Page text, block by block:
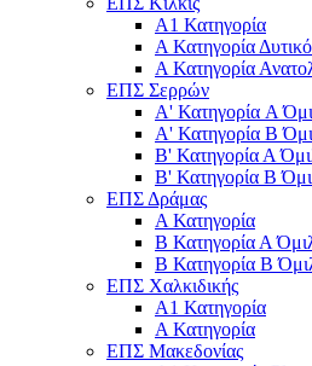
Α1 Κατηγορία
Α Κατηγορία
Α Κατηγορία
ΕΠΣ Σερρών
Α' Κατηγορία A
Α' Κατηγορία Β
Β' Κατηγορία Α
Β' Κατηγορία Β
ΕΠΣ Δράμας
Α Κατηγορία
Β Κατηγορία Α
Β Κατηγορία Β
ΕΠΣ Χαλκιδικής
Α1 Κατηγορία
Α Κατηγορία
ΕΠΣ Μακεδονίας